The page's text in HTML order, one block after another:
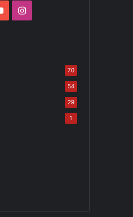
YouTubeInstagram
70
54
29
1